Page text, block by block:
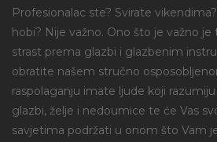
Profesionalac ste? Svirate
hobi? Nije važno. Ono što je važno
strast prema glazbi i glazbenim
obratite našem stručno
raspolaganju imate ljude koji
glazbi, želje i nedoumice te će Vas
savjetima podržati u onom što Vam